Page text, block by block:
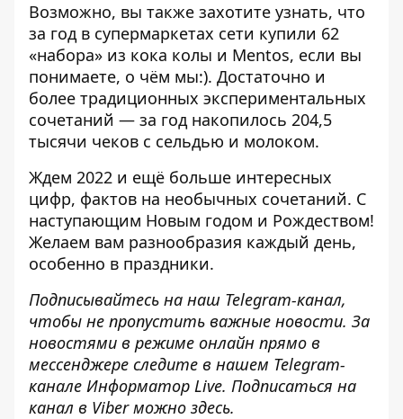
Возможно, вы также захотите узнать, что
за год в супермаркетах сети купили 62
«набора» из кока колы и Mentos, если вы
понимаете, о чём мы:). Достаточно и
более традиционных экспериментальных
сочетаний — за год накопилось 204,5
тысячи чеков с сельдью и молоком.
Ждем 2022 и ещё больше интересных
цифр, фактов на необычных сочетаний. С
наступающим Новым годом и Рождеством!
Желаем вам разнообразия каждый день,
особенно в праздники.
Подписывайтесь на наш Telegram-канал,
чтобы не пропустить важные новости. За
новостями в режиме онлайн прямо в
мессенджере следите в нашем Telegram-
канале Информатор Live. Подписаться на
канал в Viber можно здесь.